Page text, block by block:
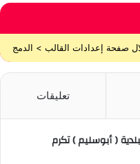
تعليقات
( أبوسليم ) تكرم